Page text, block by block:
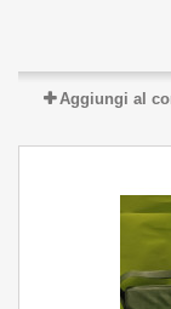
Aggiungi al